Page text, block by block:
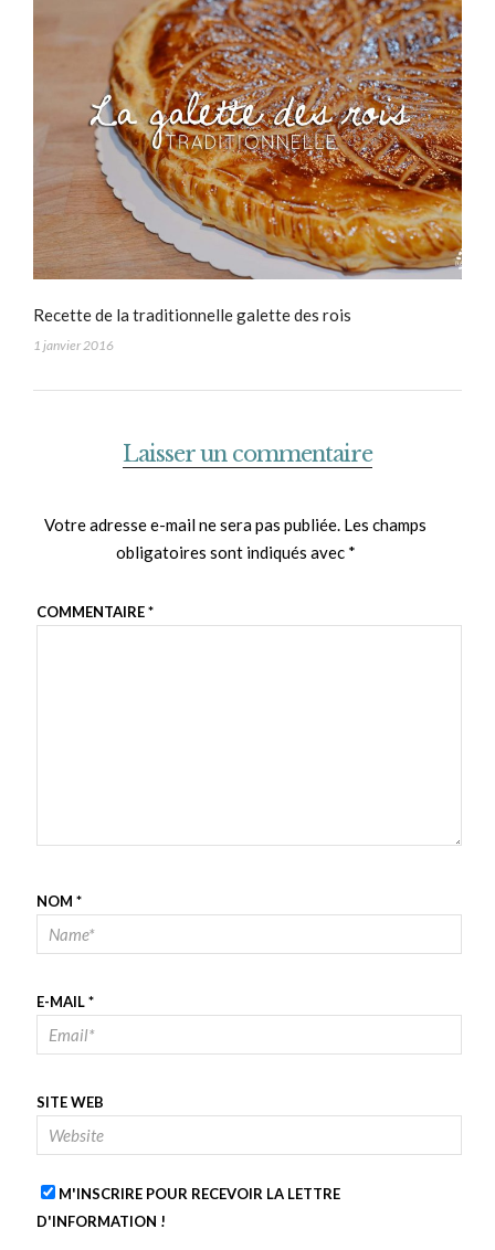
Recette de la traditionnelle galette des rois
1 janvier 2016
Laisser un commentaire
Votre adresse e-mail ne sera pas publiée. Les champs
obligatoires sont indiqués avec *
COMMENTAIRE*
NOM *
E-MAIL*
SITE WEB
M'INSCRIRE POUR RECEVOIR LA LETTRE
D'INFORMATION !